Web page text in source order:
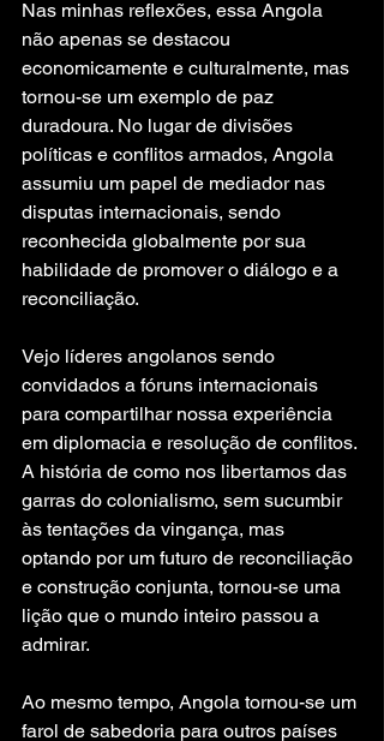
Nas minhas reflexões, essa Angola
não apenas se destacou
economicamente e culturalmente, mas
tornou-se um exemplo de paz
duradoura. No lugar de divisões
políticas e conflitos armados, Angola
assumiu um papel de mediador nas
disputas internacionais, sendo
reconhecida globalmente por sua
habilidade de promover o diálogo e a
reconciliação.
Vejo líderes angolanos sendo
convidados a fóruns internacionais
para compartilhar nossa experiência
em diplomacia e resolução de conflitos.
A história de como nos libertamos das
garras do colonialismo, sem sucumbir
às tentações da vingança, mas
optando por um futuro de reconciliação
e construção conjunta, tornou-se uma
lição que o mundo inteiro passou a
admirar.
Ao mesmo tempo, Angola tornou-se um
farol de sabedoria para outros países